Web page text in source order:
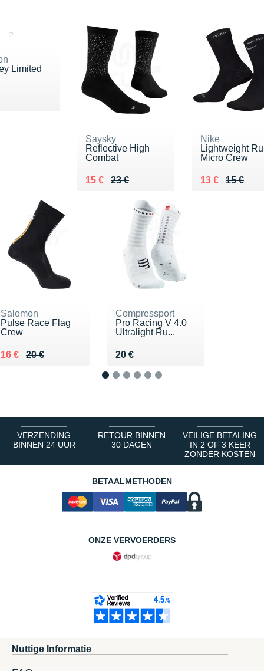
Limited
Saysky
Reflective High
Combat
23 €
Au lieu de 23 €
15 €
Vendu 15 €
Nike
Lightweight
Micro Crew
15 €
Au lieu de 15
13 €
Vendu 13 €
Salomon
Pulse Race Flag
Crew
20 €
Au lieu de 20 €
16 €
Vendu 16 €
Compressport
Pro Racing V 4.0
Ultralight Ru...
20 €
Vendu 20 €
VERZENDING
BINNEN 24 UUR
RETOUR BINNEN
30 DAGEN
VEILIGE BETALING
IN 2 OF 3 KEER
ZONDER KOSTEN
BETAALMETHODEN
ONZE VERVOERDERS
Nuttige Informatie